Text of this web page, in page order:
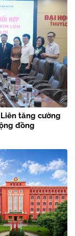
tăng cường
đồng